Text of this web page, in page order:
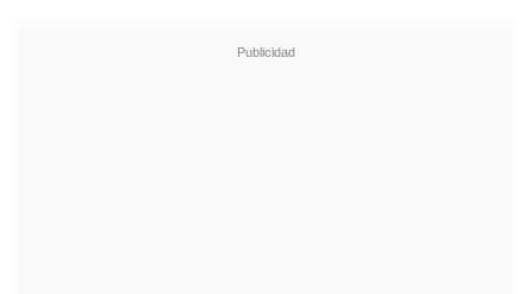
permitiendo el acceso restringido a